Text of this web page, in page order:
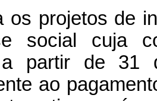
os projetos de
social cuja
a partir de 31
ao